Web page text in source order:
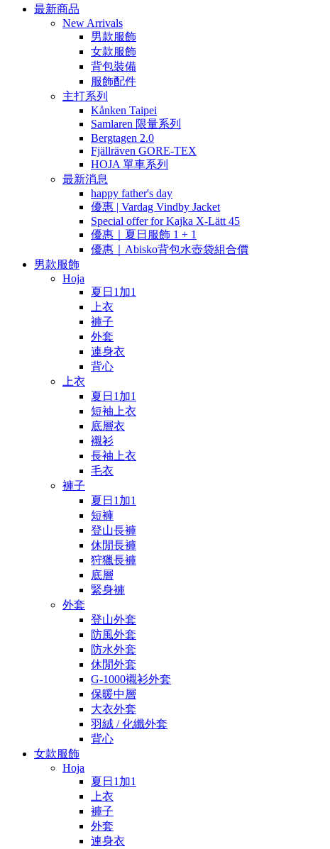
最新商品
New Arrivals
男款服飾
女款服飾
背包裝備
服飾配件
主打系列
Kånken Taipei
Samlaren 限量系列
Bergtagen 2.0
Fjällräven GORE-TEX
HOJA 單車系列
最新消息
happy father's day
優惠 | Vardag Vindby Jacket
Special offer for Kajka X-Lätt 45
優惠｜夏日服飾 1 + 1
優惠｜Abisko背包水壺袋組合價
男款服飾
Hoja
夏日1加1
上衣
褲子
外套
連身衣
背心
上衣
夏日1加1
短袖上衣
底層衣
襯衫
長袖上衣
毛衣
褲子
夏日1加1
短褲
登山長褲
休閒長褲
狩獵長褲
底層
緊身褲
外套
登山外套
防風外套
防水外套
休閒外套
G-1000襯衫外套
保暖中層
大衣外套
羽絨 / 化纖外套
背心
女款服飾
Hoja
夏日1加1
上衣
褲子
外套
連身衣